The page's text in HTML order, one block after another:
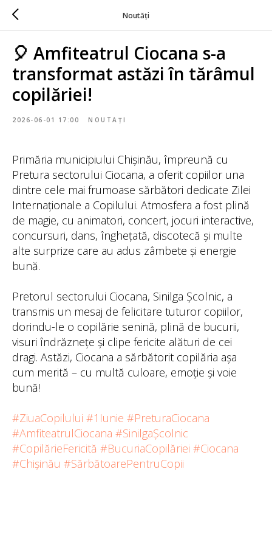
Noutăți
🎈 Amfiteatrul Ciocana s-a
transformat astăzi în tărâmul
copilăriei!
2026-06-01 17:00 NOUTAȚI
Primăria municipiului Chișinău, împreună cu
Pretura sectorului Ciocana, a oferit copiilor una
dintre cele mai frumoase sărbători dedicate Zilei
Internaționale a Copilului. Atmosfera a fost plină
de magie, cu animatori, concert, jocuri interactive,
concursuri, dans, înghețată, discotecă și multe
alte surprize care au adus zâmbete și energie
bună.
Pretorul sectorului Ciocana, Sinilga Școlnic, a
transmis un mesaj de felicitare tuturor copiilor,
dorindu-le o copilărie senină, plină de bucurii,
visuri îndrăznețe și clipe fericite alături de cei
dragi. Astăzi, Ciocana a sărbătorit copilăria așa
cum merită – cu multă culoare, emoție și voie
bună!
#ZiuaCopilului #1Iunie #PreturaCiocana
#AmfiteatrulCiocana #SinilgaȘcolnic
#CopilărieFericită #BucuriaCopilăriei #Ciocana
#Chișinău #SărbătoarePentruCopii